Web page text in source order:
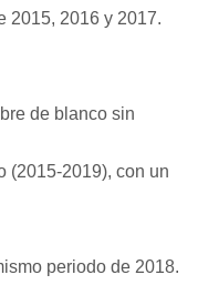
2015, 2016 y 2017.
de blanco sin
(2015-2019), con un
periodo de 2018.